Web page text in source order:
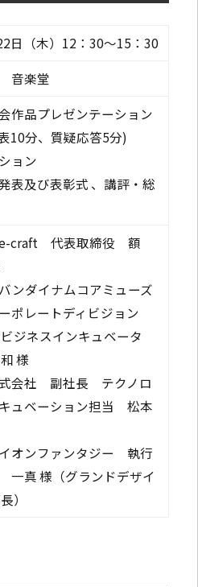
日（木）12：30～15：30
音楽堂
作品プレゼンテーション
分、質疑応答5分)
ョン
表及び表彰式 、講評・総
e-craft 代表取締役 額
ンダイナムコアミューズ
ポレートディビジョン
ジネスインキュベータ
様
式会社 副社長 テクノロ
ュベーション担当 松本
オンファンタジー 執行
真 様（グランドデザイ
）